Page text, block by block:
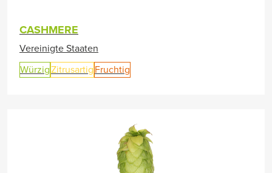
CASHMERE
Vereinigte Staaten
WürzigZitrusartig Fruchtig